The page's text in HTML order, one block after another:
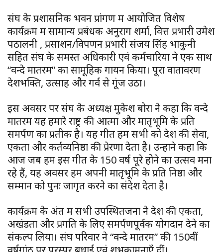
संघ के प्रशासनिक भवन प्रांगण में आयोजित विशेष
कार्यक्रम में सामान्य प्रबंधक अनुराग शर्मा, वित्त प्रभारी उमेश
पठालनी , प्रसाशन/विपणन प्रभारी संजय सिंह भाकुनी
सहित संघ के समस्त अधिकारी एवं कर्मचारियों ने एक साथ
“वन्दे मातरम” का सामूहिक गायन किया। पूरा वातावरण
देशभक्ति, उत्साह और गर्व से गूंज उठा।
इस अवसर पर संघ के अध्यक्ष मुकेश बोरा ने कहा कि वन्दे
मातरम यह हमारे राष्ट्र की आत्मा और मातृभूमि के प्रति
समर्पण का प्रतीक है। यह गीत हम सभी को देश की सेवा,
एकता और कर्तव्यनिष्ठा की प्रेरणा देता है। उन्होंने कहा कि
आज जब हम इस गीत के 150 वर्ष पूरे होने का उत्सव मना
रहे हैं, यह अवसर हमें अपनी मातृभूमि के प्रति निष्ठा और
सम्मान को पुनः जागृत करने का संदेश देता है।
कार्यक्रम के अंत में सभी उपस्थितजनों ने देश की एकता,
अखंडता और प्रगति के लिए समर्पणपूर्वक योगदान देने का
संकल्प लिया। संघ परिवार ने “वन्दे मातरम” की 150वीं